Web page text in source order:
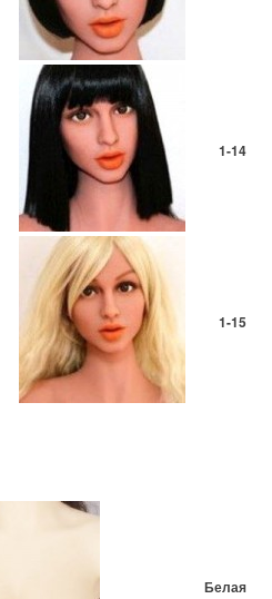
1-14
1-15
Белая